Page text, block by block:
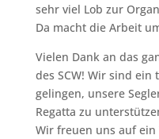
sehr viel Lob zur
Da macht die Arbeit
Vielen Dank an das
des SCW! Wir sind ein
gelingen, unsere
Regatta zu
Wir freuen uns auf